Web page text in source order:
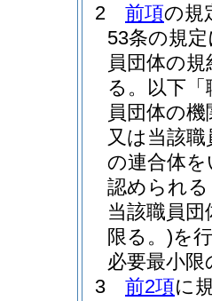
2
前項の規
53条の規
員団体の
る。以下
員団体の
又は当該
の連合体
認められ
当該職員
限る。)を
必要最小
3
前2項に